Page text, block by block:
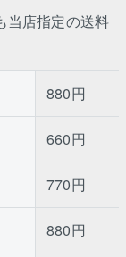
当店指定の送料
880円
660円
770円
880円